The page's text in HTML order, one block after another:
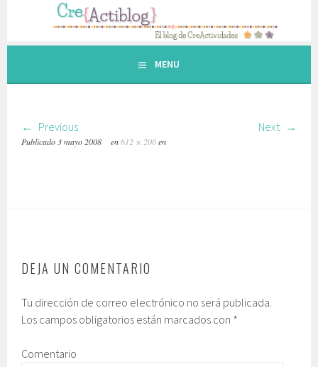
contenido.
MENU
Previous Next
Publicado 3 mayo 2008 en612 × 200en
DEJA UN COMENTARIO
Tu dirección de correo electrónico no será publicada.
Los campos obligatorios están marcados con *
Comentario